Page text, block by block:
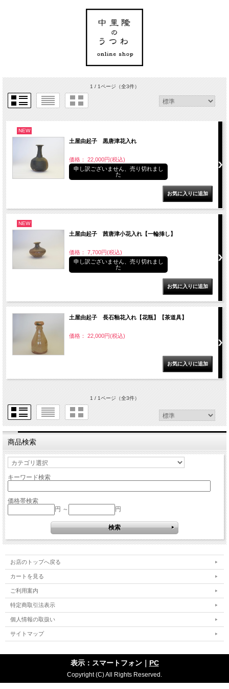
1 / 1ページ（全3件）
NEW
土屋由起子 黒唐津花入れ
価格： 22,000円(税込)
申し訳ございません、売り切れまし
た
NEW
土屋由起子 茜唐津小花入れ【一輪挿し】
価格： 7,700円(税込)
申し訳ございません、売り切れまし
た
土屋由起子 長石釉花入れ【花瓶】【茶道具】
価格： 22,000円(税込)
1 / 1ページ（全3件）
商品検索
キーワード検索
価格帯検索
円 ～
円
お店のトップへ戻る
カートを見る
ご利用案内
特定商取引法表示
個人情報の取扱い
サイトマップ
表示：スマートフォン｜ PC
Copyright (C) All Rights Reserved.